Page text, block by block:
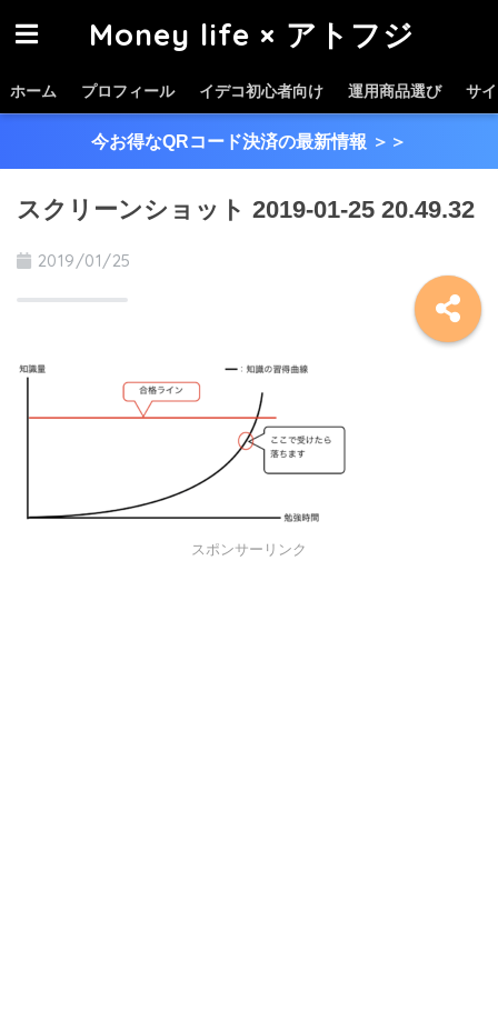
Money life × アトフジ
ホーム プロフィール イデコ初心者向け 運用商品選び サ
今お得なQRコード決済の最新情報 ＞＞
スクリーンショット 2019-01-25 20.49.32
2019/01/25
スポンサーリンク